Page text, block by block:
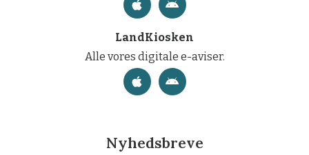
LandKiosken
Alle vores digitale e-aviser.
Nyhedsbreve